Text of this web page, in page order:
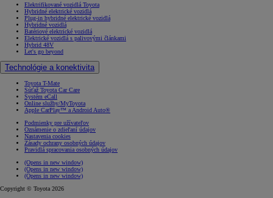
Elektrifikované vozidlá Toyota
Hybridné elektrické vozidlá
Plug-in hybridné elektrické vozidlá
Hybridné vozidlá
Batériové elektrické vozidlá
Elektrické vozidlá s palivovými článkami
Hybrid 48V
Let's go beyond
Technológie a konektivita
Toyota T-Mate
Súťaž Toyota Car Care
Systém eCall
Online služby/MyToyota
Apple CarPlay™ a Android Auto®
Podmienky pre užívateľov
Oznámenie o zdieľaní údajov
Nastavenia cookies
Zásady ochrany osobných údajov
Pravidlá spracovania osobných údajov
(Opens in new window)
(Opens in new window)
(Opens in new window)
Copyright © Toyota 2026